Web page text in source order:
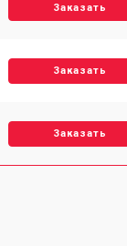
Заказать
Заказать
Заказать